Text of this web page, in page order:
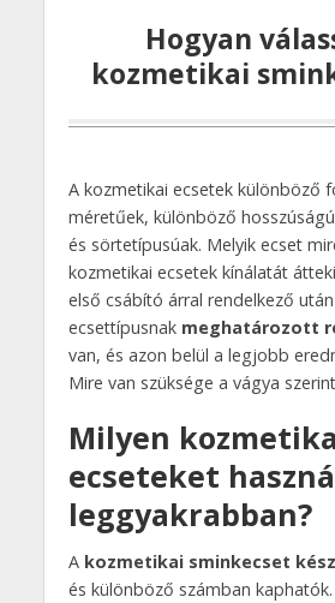
Hogyan
kozmetikai
A kozmetikai ecsetek különböző
méretűek, különböző
és sörtetípusúak. Melyik ecset
kozmetikai ecsetek kínálatát
első csábító árral rendelkező
ecsettípusnak meghatározott
van, és azon belül a legjobb
Mire van szüksége a vágya
Milyen
ecseteket
leggyakrabban?
A kozmetikai sminkecset
és különböző számban